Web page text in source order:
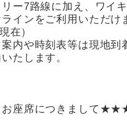
ー7路線に加え、ワイ
インをご利用いただけ
在）
内や時刻表等は現地到
たします。
座席につきまして